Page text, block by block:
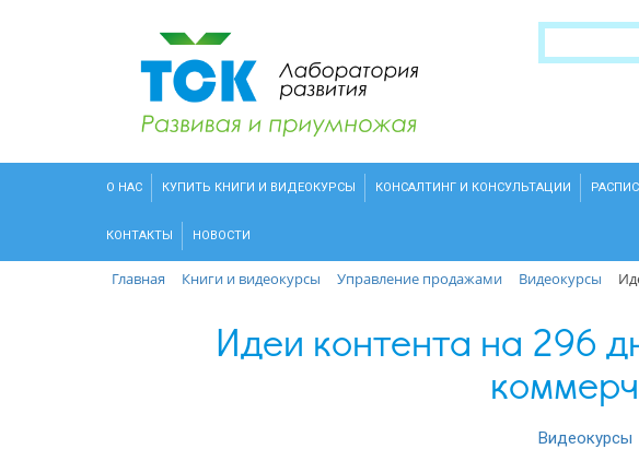
О НАС КУПИТЬ КНИГИ И ВИДЕОКУРСЫ КОНСАЛТИНГ И КОНСУЛЬТАЦИИ
КОНТАКТЫ НОВОСТИ
Главная Книги и видеокурсы Управление продажами Видеокурсы
Идеи контента на 296
Видеокурсы